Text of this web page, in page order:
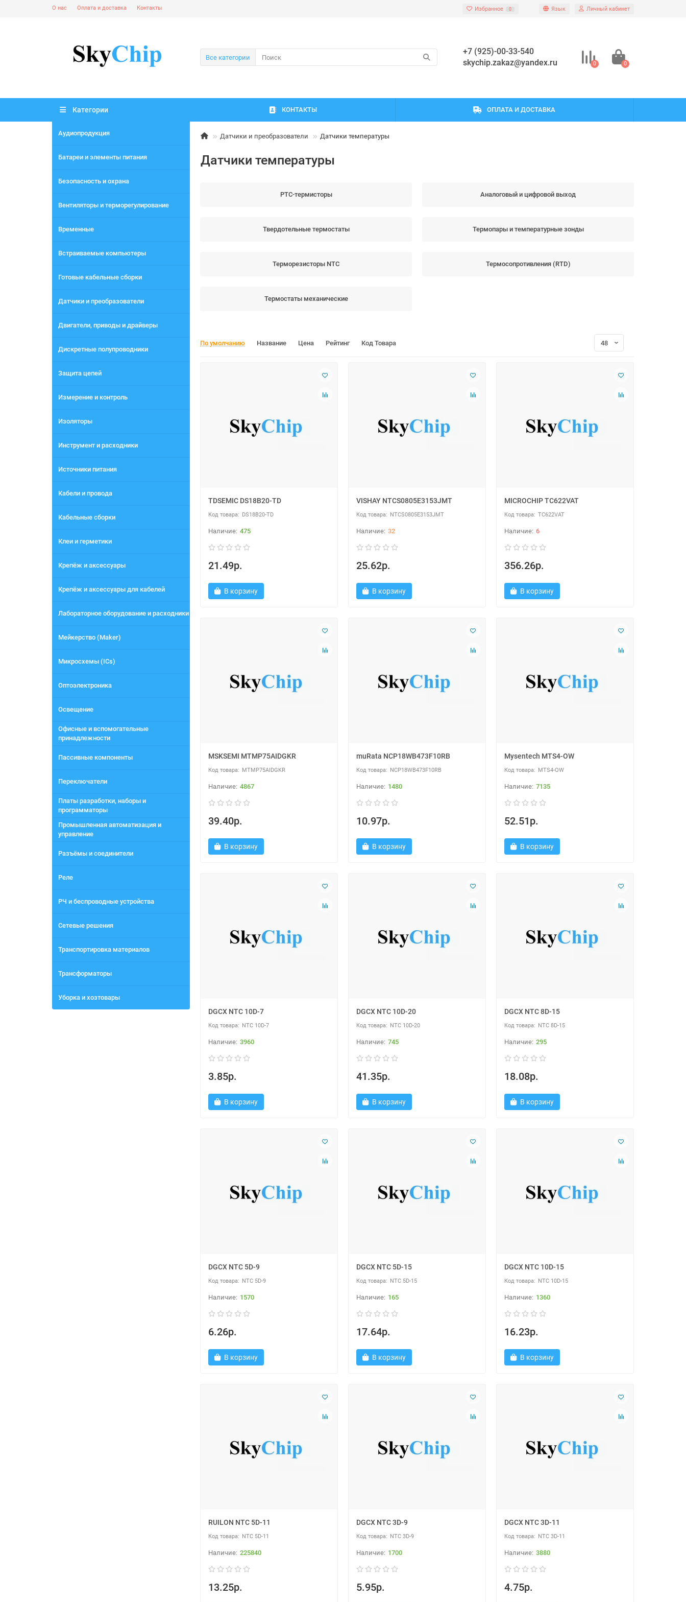
О нас Оплата и доставка Контакты Избранное 0 Язык Личный кабинет
Все категории
+7 (925)-00-33-540
skychip.zakaz@yandex.ru
0 0
Категории
Аудиопродукция
Батареи и элементы питания
Безопасность и охрана
Вентиляторы и терморегулирование
Временные
Встраиваемые компьютеры
Готовые кабельные сборки
Датчики и преобразователи
Двигатели, приводы и драйверы
Дискретные полупроводники
Защита цепей
Измерение и контроль
Изоляторы
Инструмент и расходники
Источники питания
Кабели и провода
Кабельные сборки
Клеи и герметики
Крепёж и аксессуары
Крепёж и аксессуары для кабелей
Лабораторное оборудование и расходники
Мейкерство (Maker)
Микросхемы (ICs)
Оптоэлектроника
Освещение
Офисные и вспомогательные
принадлежности
Пассивные компоненты
Переключатели
Платы разработки, наборы и
программаторы
Промышленная автоматизация и
управление
Разъёмы и соединители
Реле
РЧ и беспроводные устройства
Сетевые решения
Транспортировка материалов
Трансформаторы
Уборка и хозтовары
КОНТАКТЫ ОПЛАТА И ДОСТАВКА
Датчики и преобразователи Датчики температуры
Датчики температуры
PTC-термисторы Аналоговый и цифровой выход
Твердотельные термостаты Термопары и температурные зонды
Терморезисторы NTC Термосопротивления (RTD)
Термостаты механические
По умолчанию Название Цена Рейтинг Код Товара
TDSEMIC DS18B20-TD
DS18B20-TD
475
21.49р.
В корзину
VISHAY NTCS0805E3153JMT
NTCS0805E3153JMT
32
25.62р.
В корзину
MICROCHIP TC622VAT
TC622VAT
6
356.26р.
В корзину
MSKSEMI MTMP75AIDGKR
MTMP75AIDGKR
4867
39.40р.
В корзину
muRata NCP18WB473F10RB
NCP18WB473F10RB
1480
10.97р.
В корзину
Mysentech MTS4-OW
MTS4-OW
7135
52.51р.
В корзину
DGCX NTC 10D-7
NTC 10D-7
3960
3.85р.
В корзину
DGCX NTC 10D-20
NTC 10D-20
745
41.35р.
В корзину
DGCX NTC 8D-15
NTC 8D-15
295
18.08р.
В корзину
DGCX NTC 5D-9
NTC 5D-9
1570
6.26р.
В корзину
DGCX NTC 5D-15
NTC 5D-15
165
17.64р.
В корзину
DGCX NTC 10D-15
NTC 10D-15
1360
16.23р.
В корзину
RUILON NTC 5D-11
NTC 5D-11
225840
13.25р.
DGCX NTC 3D-9
NTC 3D-9
1700
5.95р.
DGCX NTC 3D-11
NTC 3D-11
3880
4.75р.